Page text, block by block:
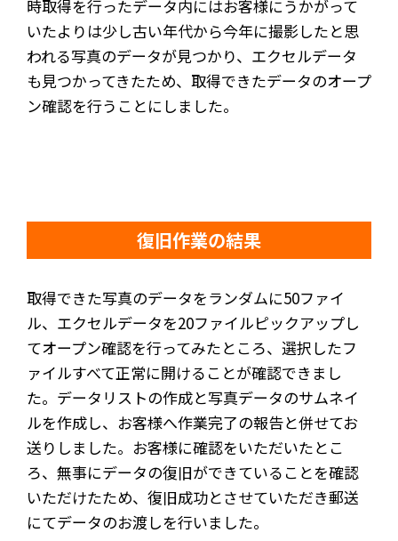
時取得を行ったデータ内にはお客様にうかがって
いたよりは少し古い年代から今年に撮影したと思
われる写真のデータが見つかり、エクセルデータ
も見つかってきたため、取得できたデータのオープ
ン確認を行うことにしました。
復旧作業の結果
取得できた写真のデータをランダムに50ファイ
ル、エクセルデータを20ファイルピックアップし
てオープン確認を行ってみたところ、選択したフ
ァイルすべて正常に開けることが確認できまし
た。データリストの作成と写真データのサムネイ
ルを作成し、お客様へ作業完了の報告と併せてお
送りしました。お客様に確認をいただいたとこ
ろ、無事にデータの復旧ができていることを確認
いただけたため、復旧成功とさせていただき郵送
にてデータのお渡しを行いました。